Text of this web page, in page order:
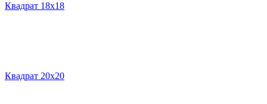
Квадрат 18х18
Квадрат 20х20